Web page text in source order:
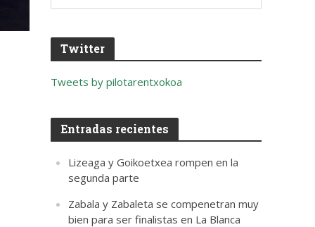
Twitter
Tweets by pilotarentxokoa
Entradas recientes
Lizeaga y Goikoetxea rompen en la
segunda parte
Zabala y Zabaleta se compenetran muy
bien para ser finalistas en La Blanca